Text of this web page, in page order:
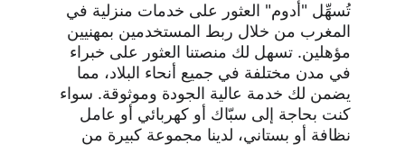
تُسهِّل "أدوم" العثور على خدمات منزلية في
المغرب من خلال ربط المستخدمين بمهنيين
مؤهلين. تسهل لك منصتنا العثور على خبراء
في مدن مختلفة في جميع أنحاء البلاد، مما
يضمن لك خدمة عالية الجودة وموثوقة. سواء
كنت بحاجة إلى سبّاك أو كهربائي أو عامل
نظافة أو بستاني، لدينا مجموعة كبيرة من